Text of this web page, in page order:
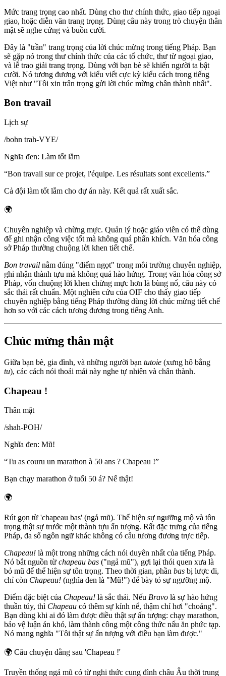
Mức trang trọng cao nhất. Dùng cho thư chính thức, giao tiếp ngoại
giao, hoặc diễn văn trang trọng. Dùng câu này trong trò chuyện thân
mật sẽ nghe cứng và buồn cười.
Đây là "trần" trang trọng của lời chúc mừng trong tiếng Pháp. Bạn
sẽ gặp nó trong thư chính thức của các tổ chức, thư từ ngoại giao,
và lễ trao giải trang trọng. Dùng với bạn bè sẽ khiến người ta bật
cười. Nó tương đương với kiểu viết cực kỳ kiểu cách trong tiếng
Việt như "Tôi xin trân trọng gửi lời chúc mừng chân thành nhất".
Bon travail
Lịch sự
/bohn trah-VYE/
Nghĩa đen: Làm tốt lắm
“Bon travail sur ce projet, l'équipe. Les résultats sont excellents.”
Cả đội làm tốt lắm cho dự án này. Kết quả rất xuất sắc.
🌍
Chuyên nghiệp và chừng mực. Quản lý hoặc giáo viên có thể dùng
để ghi nhận công việc tốt mà không quá phấn khích. Văn hóa công
sở Pháp thường chuộng lời khen tiết chế.
Bon travail nằm đúng "điểm ngọt" trong môi trường chuyên nghiệp,
ghi nhận thành tựu mà không quá hào hứng. Trong văn hóa công sở
Pháp, vốn chuộng lời khen chừng mực hơn là bùng nổ, câu này có
sắc thái rất chuẩn. Một nghiên cứu của OIF cho thấy giao tiếp
chuyên nghiệp bằng tiếng Pháp thường dùng lời chúc mừng tiết chế
hơn so với các cách tương đương trong tiếng Anh.
Chúc mừng thân mật
Giữa bạn bè, gia đình, và những người bạn tutoie (xưng hô bằng
tu), các cách nói thoải mái này nghe tự nhiên và chân thành.
Chapeau !
Thân mật
/shah-POH/
Nghĩa đen: Mũ!
“Tu as couru un marathon à 50 ans ? Chapeau !”
Bạn chạy marathon ở tuổi 50 á? Nể thật!
🌍
Rút gọn từ 'chapeau bas' (ngả mũ). Thể hiện sự ngưỡng mộ và tôn
trọng thật sự trước một thành tựu ấn tượng. Rất đặc trưng của tiếng
Pháp, đa số ngôn ngữ khác không có câu tương đương trực tiếp.
Chapeau! là một trong những cách nói duyên nhất của tiếng Pháp.
Nó bắt nguồn từ chapeau bas ("ngả mũ"), gợi lại thói quen xưa là
bỏ mũ để thể hiện sự tôn trọng. Theo thời gian, phần bas bị lược đi,
chỉ còn Chapeau! (nghĩa đen là "Mũ!") để bày tỏ sự ngưỡng mộ.
Điểm đặc biệt của Chapeau! là sắc thái. Nếu Bravo là sự hào hứng
thuần túy, thì Chapeau có thêm sự kính nể, thậm chí hơi "choáng".
Bạn dùng khi ai đó làm được điều thật sự ấn tượng: chạy marathon,
bảo vệ luận án khó, làm thành công một công thức nấu ăn phức tạp.
Nó mang nghĩa "Tôi thật sự ấn tượng với điều bạn làm được."
🌍 Câu chuyện đằng sau 'Chapeau !'
Truyền thống ngả mũ có từ nghi thức cung đình châu Âu thời trung